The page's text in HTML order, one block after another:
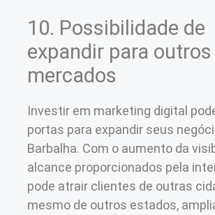
10. Possibilidade de
expandir para outros
mercados
Investir em marketing digital
portas para expandir seus
Barbalha. Com o aumento da
alcance proporcionados pela
pode atrair clientes de outras
mesmo de outros estados,